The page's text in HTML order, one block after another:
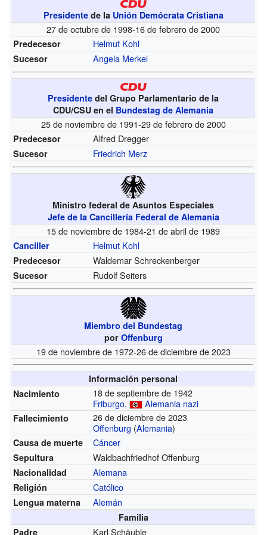
Presidentede la Unión Demócrata Cristiana
27 de octubre de 1998-16 de febrero de 2000
Predecesor Helmut Kohl
Sucesor Angela Merkel
Presidente del Grupo Parlamentario de la
CDU/CSU en el Bundestag de Alemania
25 de noviembre de 1991-29 de febrero de 2000
Predecesor Alfred Dregger
Sucesor Friedrich Merz
Ministro federal de Asuntos Especiales
Jefe de la Cancillería Federal de Alemania
15 de noviembre de 1984-21 de abril de 1989
Canciller Helmut Kohl
Predecesor Waldemar Schreckenberger
Sucesor Rudolf Seiters
Miembro del Bundestag
por Offenburg
19 de noviembre de 1972-26 de diciembre de 2023
Información personal
Nacimiento
18 de septiembre de 1942
Friburgo, Alemania nazi
Fallecimiento
26 de diciembre de 2023
Offenburg (Alemania)
Causa de muerte Cáncer
Sepultura Waldbachfriedhof Offenburg
Nacionalidad Alemana
Religión Católico
Lengua materna Alemán
Familia
Padre
Karl Schäuble